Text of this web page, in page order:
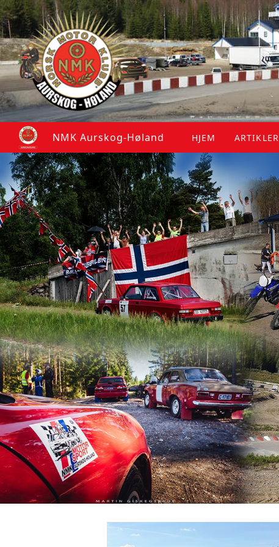
NMK Aurskog-Høland HJEM ARTIKLER